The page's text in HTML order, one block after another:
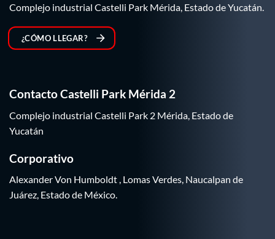
Complejo industrial Castelli Park Mérida, Estado de Yucatán.
¿CÓMO LLEGAR?
Contacto Castelli Park Mérida 2
Complejo industrial Castelli Park 2 Mérida, Estado de
Yucatán
Corporativo
Alexander Von Humboldt , Lomas Verdes, Naucalpan de
Juárez, Estado de México.